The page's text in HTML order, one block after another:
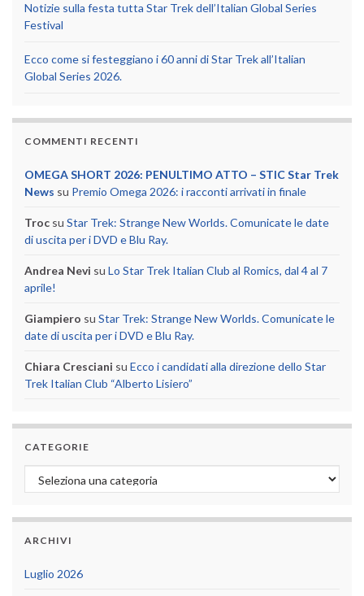
Notizie sulla festa tutta Star Trek dell’Italian Global Series
Festival
Ecco come si festeggiano i 60 anni di Star Trek all’Italian
Global Series 2026.
COMMENTI RECENTI
OMEGA SHORT 2026: PENULTIMO ATTO – STIC Star Trek
News su Premio Omega 2026: i racconti arrivati in finale
Troc su Star Trek: Strange New Worlds. Comunicate le date
di uscita per i DVD e Blu Ray.
Andrea Nevi su Lo Star Trek Italian Club al Romics, dal 4 al 7
aprile!
Giampiero su Star Trek: Strange New Worlds. Comunicate le
date di uscita per i DVD e Blu Ray.
Chiara Cresciani su Ecco i candidati alla direzione dello Star
Trek Italian Club “Alberto Lisiero”
CATEGORIE
Categorie
ARCHIVI
Luglio 2026